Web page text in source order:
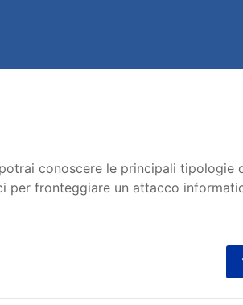
conoscere le principali tipologie
per fronteggiare un attacco